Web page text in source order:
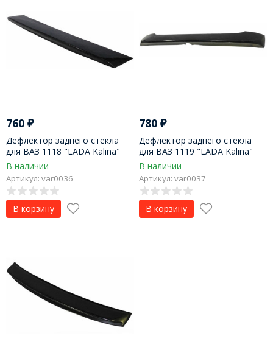
760 ₽
Дефлектор заднего стекла
для ВАЗ 1118 "LADA Kalina"
В наличии
Артикул: var0036
В корзину
780₽
Дефлектор заднего стекла
для ВАЗ 1119 "LADA Kalina"
В наличии
Артикул: var0037
В корзину